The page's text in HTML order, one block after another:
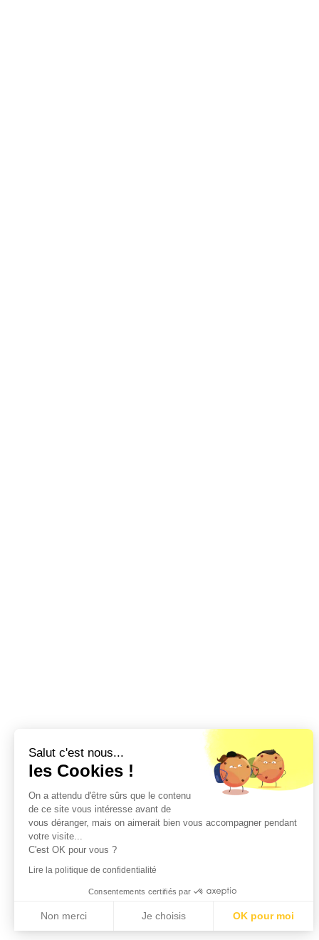
Salut c'est nous...
les Cookies !
On a attendu d'être sûrs que le contenu
de ce site vous intéresse avant de
vous déranger, mais on aimerait bien vous accompagner pendant
votre visite...
C'est OK pour vous ?
Lire la politique de confidentialité
Consentements certifiés par
Non merci Je choisis OK pour moi